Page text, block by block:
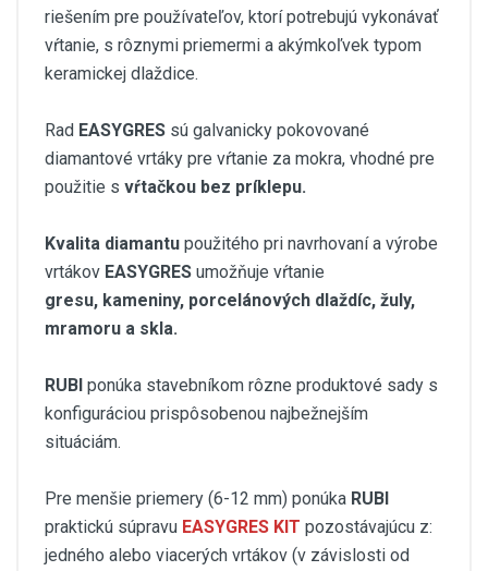
riešením pre používateľov, ktorí potrebujú vykonávať
vŕtanie, s rôznymi priemermi a akýmkoľvek typom
keramickej dlaždice.
Rad EASYGRES sú galvanicky pokovované
diamantové vrtáky pre vŕtanie za mokra, vhodné pre
použitie s vŕtačkou bez príklepu.
Kvalita diamantu použitého pri navrhovaní a výrobe
vrtákov EASYGRES umožňuje vŕtanie
gresu, kameniny, porcelánových dlaždíc, žuly,
mramoru a skla.
RUBI ponúka stavebníkom rôzne produktové sady s
konfiguráciou prispôsobenou najbežnejším
situáciám.
Pre menšie priemery (6-12 mm) ponúka RUBI
praktickú súpravu EASYGRES KIT pozostávajúcu z:
jedného alebo viacerých vrtákov (v závislosti od